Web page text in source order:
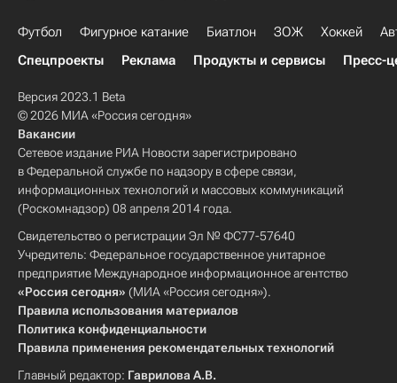
Футбол Фигурное катание Биатлон ЗОЖ Хоккей
Спецпроекты
Реклама Продукты и сервисы Пресс-
Версия 2023.1 Beta
© 2026 МИА «Россия сегодня»
Вакансии
Сетевое издание РИА Новости зарегистрировано
в Федеральной службе по надзору в сфере связи,
информационных технологий и массовых коммуникаций
(Роскомнадзор) 08 апреля 2014 года.
Свидетельство о регистрации Эл № ФС77-57640
Учредитель: Федеральное государственное унитарное
предприятие Международное информационное агентство
«Россия сегодня» (МИА «Россия сегодня»).
Правила использования материалов
Политика конфиденциальности
Правила применения рекомендательных технологий
Главный редактор: Гаврилова А.В.